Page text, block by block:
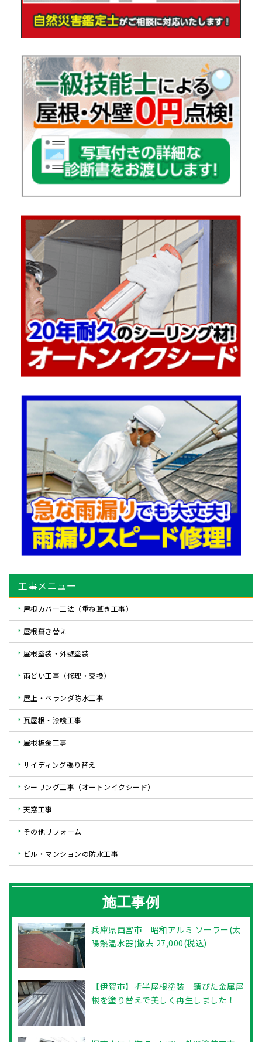
工事メニュー
屋根カバー工法（重ね葺き工事）
屋根葺き替え
屋根塗装・外壁塗装
雨どい工事（修理・交換）
屋上・ベランダ防水工事
瓦屋根・漆喰工事
屋根板金工事
サイディング張り替え
シーリング工事（オートンイクシード）
天窓工事
その他リフォーム
ビル・マンションの防水工事
施工事例
兵庫県西宮市 昭和アルミ ソーラー(太
陽熱温水器)撤去 27,000(税込)
【伊賀市】折半屋根塗装｜錆びた金属屋
根を塗り替えで美しく再生しました！